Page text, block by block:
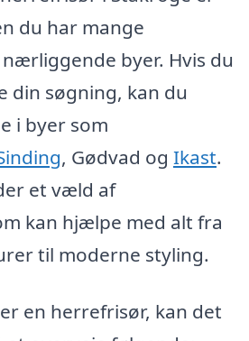
du har mange
byer. Hvis du
din søgning, kan du
i byer som
, Gødvad og Ikast.
et væld af
kan hjælpe med alt fra
til moderne styling.
en herrefrisør, kan det